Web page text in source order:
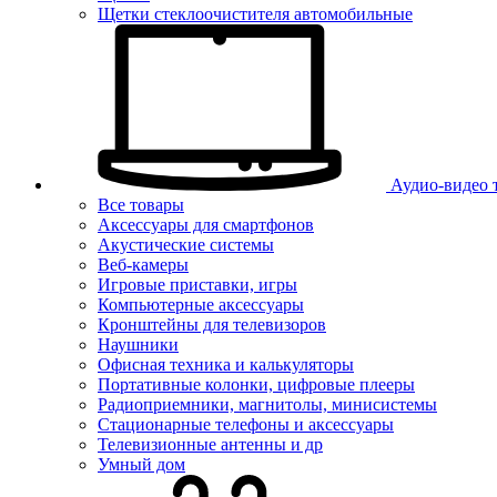
Щетки стеклоочистителя автомобильные
Аудио-видео
Все товары
Аксессуары для смартфонов
Акустические системы
Веб-камеры
Игровые приставки, игры
Компьютерные аксессуары
Кронштейны для телевизоров
Наушники
Офисная техника и калькуляторы
Портативные колонки, цифровые плееры
Радиоприемники, магнитолы, минисистемы
Стационарные телефоны и аксессуары
Телевизионные антенны и др
Умный дом